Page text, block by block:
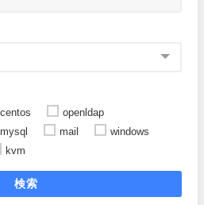
centos
openldap
mysql mail
windows
kvm
検索